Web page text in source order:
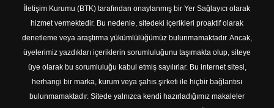
İletişim Kurumu (BTK) tarafından onaylanmış bir Yer Sağlayıcı olarak
hizmet vermektedir. Bu nedenle, sitedeki içerikleri proaktif olarak
denetleme veya araştırma yükümlülüğümüz bulunmamaktadır. Ancak,
üyelerimiz yazdıkları içeriklerin sorumluluğunu taşımakta olup, siteye
üye olarak bu sorumluluğu kabul etmiş sayılırlar. Bu internet sitesi,
herhangi bir marka, kurum veya şahıs şirketi ile hiçbir bağlantısı
bulunmamaktadır. Sitede yalnızca kendi hazırladığımız makaleler